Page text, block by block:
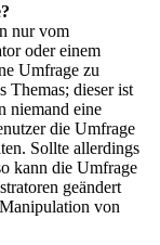
nur vom
oder einem
Umfrage zu
Themas; dieser ist
niemand eine
die Umfrage
Sollte allerdings
kann die Umfrage
geändert
von